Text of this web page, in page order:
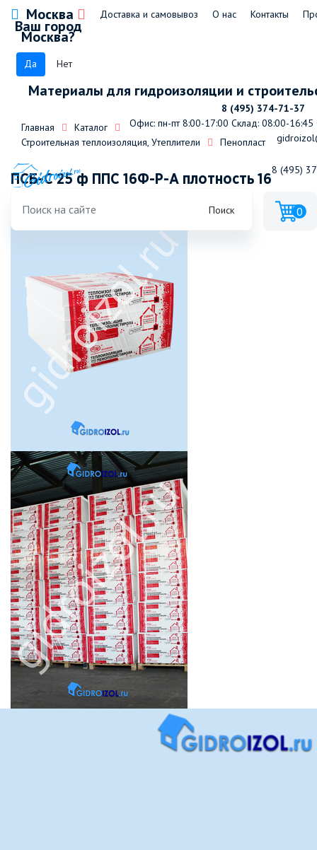
Москва
Ваш город
Москва?
Да Нет
Доставка и самовывоз О нас Контакты
Материалы для гидроизоляции и
8 (495) 374-71-37
Офис: пн-пт 8:00-17:00 Склад: 08:00-16:45
8 (495)
Поиск 0
Главная
Каталог
Строительная теплоизоляция, Утеплители
Пенопласт
ПСБ-С 25 ф ППС 16Ф-Р-А плотность 16